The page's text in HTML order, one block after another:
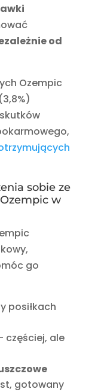
od
Ozempic
sobie ze
w
go
posiłkach
częściej, ale
gotowany